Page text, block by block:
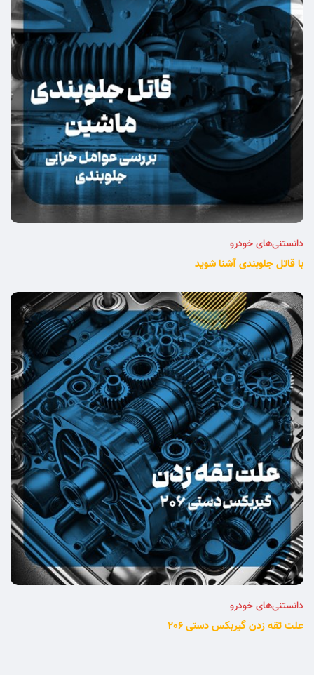
دانستنی‌های خودرو
با قاتل جلوبندی آشنا شوید
دانستنی‌های خودرو
علت تقه زدن گیربکس دستی 206